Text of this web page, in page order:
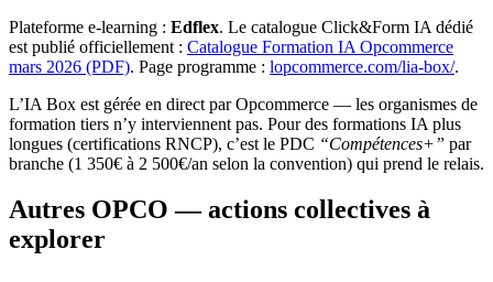
Plateforme e-learning : Edflex. Le catalogue Click&Form IA dédié
est publié officiellement : Catalogue Formation IA Opcommerce
mars 2026 (PDF). Page programme : lopcommerce.com/lia-box/.
L’IA Box est gérée en direct par Opcommerce — les organismes de
formation tiers n’y interviennent pas. Pour des formations IA plus
longues (certifications RNCP), c’est le PDC “Compétences+” par
branche (1 350€ à 2 500€/an selon la convention) qui prend le relais.
Autres OPCO — actions collectives à
explorer